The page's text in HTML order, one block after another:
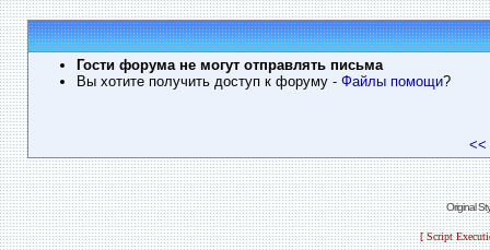
Гости форума не могут отправлять письма
Вы хотите получить доступ к форуму - Файлы помощи?
<<
Original
[ Script